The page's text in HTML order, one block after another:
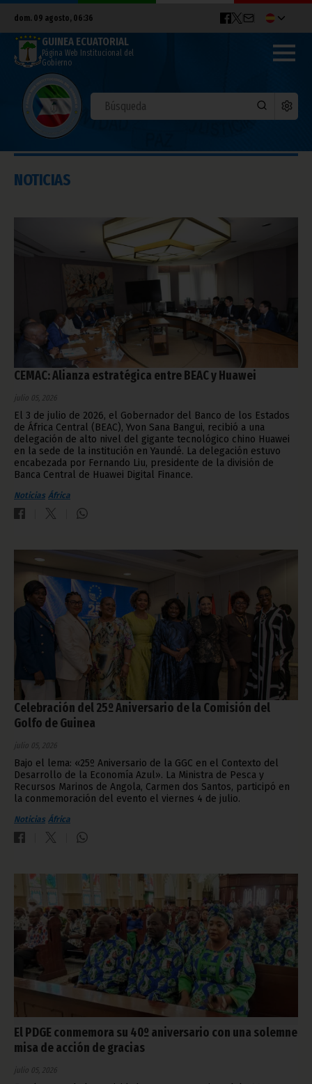
dom. 09 agosto, 06:36
GUINEA ECUATORIAL
Página Web Institucional del
Gobierno
NOTICIAS
CEMAC: Alianza estratégica entre BEAC y Huawei
julio 05, 2026
El 3 de julio de 2026, el Gobernador del Banco de los Estados
de África Central (BEAC), Yvon Sana Bangui, recibió a una
delegación de alto nivel del gigante tecnológico chino Huawei
en la sede de la institución en Yaundé. La delegación estuvo
encabezada por Fernando Liu, presidente de la división de
Banca Central de Huawei Digital Finance.
Noticias África
Celebración del 25º Aniversario de la Comisión del
Golfo de Guinea
julio 05, 2026
Bajo el lema: «25º Aniversario de la GGC en el Contexto del
Desarrollo de la Economía Azul». La Ministra de Pesca y
Recursos Marinos de Angola, Carmen dos Santos, participó en
la conmemoración del evento el viernes 4 de julio.
Noticias África
El PDGE conmemora su 40º aniversario con una solemne
misa de acción de gracias
julio 05, 2026